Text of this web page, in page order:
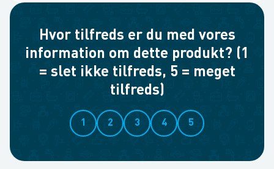
Hvor tilfreds er du med vores
information om dette produkt? (1
= slet ikke tilfreds, 5 = meget
tilfreds)
1 2 3 4 5